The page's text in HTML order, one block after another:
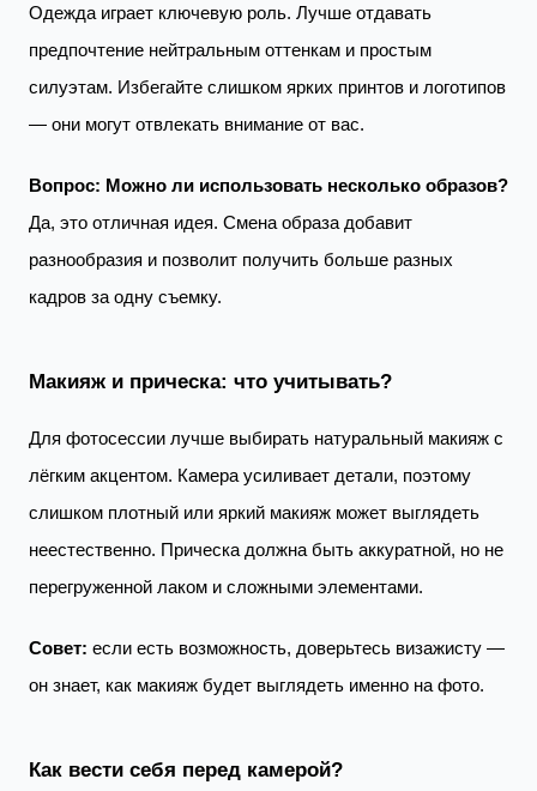
Одежда играет ключевую роль. Лучше отдавать
предпочтение нейтральным оттенкам и простым
силуэтам. Избегайте слишком ярких принтов и логотипов
— они могут отвлекать внимание от вас.
Вопрос: Можно ли использовать несколько образов?
Да, это отличная идея. Смена образа добавит
разнообразия и позволит получить больше разных
кадров за одну съемку.
Макияж и прическа: что учитывать?
Для фотосессии лучше выбирать натуральный макияж с
лёгким акцентом. Камера усиливает детали, поэтому
слишком плотный или яркий макияж может выглядеть
неестественно. Прическа должна быть аккуратной, но не
перегруженной лаком и сложными элементами.
Совет: если есть возможность, доверьтесь визажисту —
он знает, как макияж будет выглядеть именно на фото.
Как вести себя перед камерой?